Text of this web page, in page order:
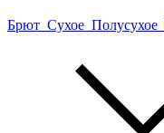
Брют Сухое Полусухое